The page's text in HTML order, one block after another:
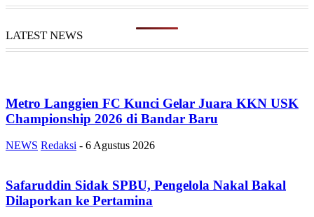
LATEST NEWS
Metro Langgien FC Kunci Gelar Juara KKN USK
Championship 2026 di Bandar Baru
NEWS Redaksi - 6 Agustus 2026
Safaruddin Sidak SPBU, Pengelola Nakal Bakal
Dilaporkan ke Pertamina